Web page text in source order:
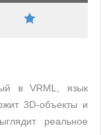
в VRML, язык
3D-объекты и
реальное